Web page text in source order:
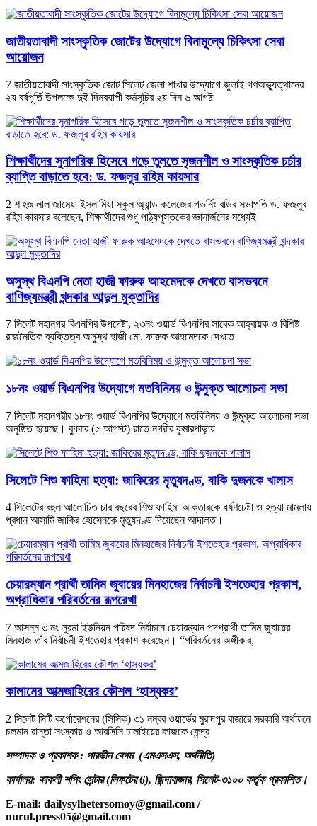
জাতীয়তাবাদী সাংস্কৃতিক জোটের উদ্যোগে বিনামূল্যে চিকিৎসা সেবা
আয়োজন
7 জাতীয়তাবাদী সাংস্কৃতিক জোট সিলেট জেলা শাখার উদ্যোগে জুলাই গণঅভ্যুত্থানের
২য় বর্ষপূর্তি উপলক্ষে দুই দিনব্যাপী কর্মসূচির ২য় দিন ৬ আগষ্ট
শিক্ষার্থীদের সুনাগরিক হিসেবে গড়ে তুলতে সৃজনশীল ও সাংস্কৃতিক চর্চার
ব্যাপ্তি বাড়াতে হবে: ড. ফজলুর রহিম কায়সার
2 শাহজালাল জামেয়া ইসলামিয়া স্কুল অ্যান্ড কলেজের গভর্নিং বডির সভাপতি ড. ফজলুর
রহিম কায়সার বলেছেন, শিক্ষার্থীদের শুধু পাঠ্যপুস্তকের জ্ঞানার্জনের মধ্যেই
অসুস্থ বিএনপি নেতা হাজী ফারুক আহমেদকে দেখতে বাসভবনে
বাণিজ্যমন্ত্রী খন্দকার আব্দুল মুক্তাদির
7 সিলেট মহানগর বিএনপির উপদেষ্টা, ২৩নং ওয়ার্ড বিএনপির সাবেক আহ্বায়ক ও বিশিষ্ট
রাজনৈতিক ব্যক্তিত্ব অসুস্থ হাজী মো. ফারুক আহমেদকে দেখতে
১৮নং ওয়ার্ড বিএনপির উদ্যোগে মতবিনিময় ও উন্মুক্ত আলোচনা সভা
7 সিলেট মহানগরীর ১৮নং ওয়ার্ড বিএনপির উদ্যোগে মতবিনিময় ও উন্মুক্ত আলোচনা সভা
অনুষ্ঠিত হয়েছে। বুধবার (৫ আগস্ট) রাতে নগরীর কুমারপাড়ায়
সিলেটে শিশু ফাহিমা হত্যা: জাকিরের মৃত্যুদণ্ড, বাকি দুজনকে খালাস
4 সিলেটের বহুল আলোচিত চার বছরের শিশু ফাহিমা আক্তারকে ধর্ষণচেষ্টা ও হত্যা মামলায়
প্রধান আসামি জাকির হোসেনকে মৃত্যুদণ্ড দিয়েছেন আদালত।
চেয়ারম্যান প্রার্থী তামিম জুবায়ের মিনহাজের নির্বাচনী ইশতেহার প্রকাশ,
অগ্রাধিকার পরিবর্তনের রূপরেখা
7 আসন্ন ৩ নং সুরমা ইউনিয়ন পরিষদ নির্বাচনে চেয়ারম্যান পদপ্রার্থী তামিম জুবায়ের
মিনহাজ তাঁর নির্বাচনী ইশতেহার প্রকাশ করেছেন। “পরিবর্তনের অঙ্গীকার,
কালামের আত্মজাহিরের কৌশল ‘হাস্যকর’
2 সিলেট সিটি কর্পোরেশনের (সিসিক) ৩১ নম্বর ওয়ার্ডের মুরাদপুর বাজারে সরকারি অর্থায়নে
চলমান রাস্তা সংস্কার ও আরসিসি ঢালাইয়ের কাজকে কেন্দ্র
সম্পাদক ও প্রকাশক : পারভীন বেগম (এমএসএস, অর্থনীতি)
কার্যালয়: কাকলী শপিং সেন্টার (লিফটের 6), জিন্দাবাজার, সিলেট-৩১০০ কর্তৃক প্রকাশিত।
E-mail: dailysylhetersomoy@gmail.com /
nurul.press05@gmail.com